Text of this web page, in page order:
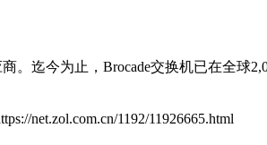
迄今为止，Brocade交换机已在全球
net.zol.com.cn/1192/11926665.html